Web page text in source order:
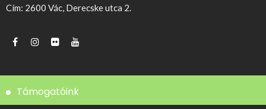
Cím: 2600 Vác, Derecske utca 2.
Támogatóink